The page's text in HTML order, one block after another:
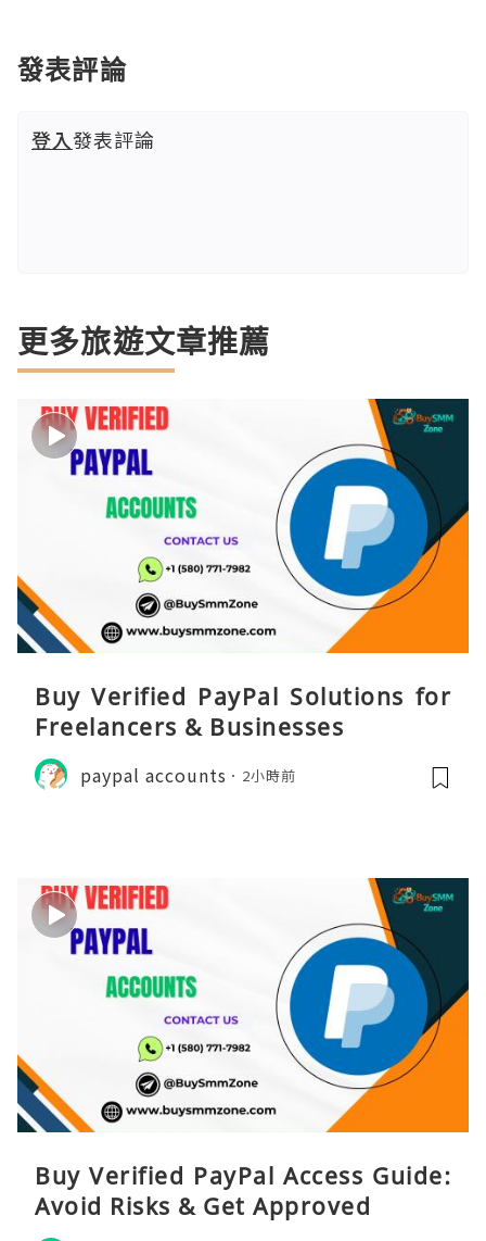
發表評論
登入發表評論
更多旅遊文章推薦
Buy Verified PayPal Solutions for
Freelancers & Businesses
paypal accounts 2小時前
Buy Verified PayPal Access Guide:
Avoid Risks & Get Approved